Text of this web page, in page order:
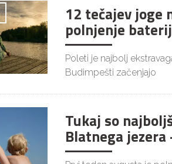
12 tečajev joge
polnjenje
Poleti je najbolj
Budimpešti začenjajo
Tukaj so
Blatnega